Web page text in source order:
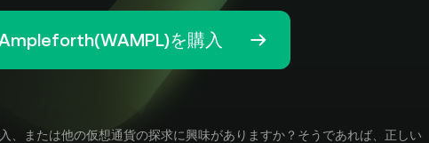
を購入
または他の仮想通貨の探求に興味がありますか？そうであれば、正しい